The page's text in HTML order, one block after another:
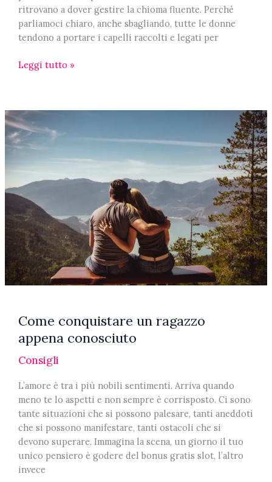
ritrovano a dover gestire la chioma fluente. Perché
parliamoci chiaro, anche sbagliando, tutte le donne
tendono a portare i capelli raccolti e legati per
Idee
capelli
d’estate
Leggi tutto »
Come conquistare un ragazzo
appena conosciuto
Consigli
L’amore è tra i più nobili sentimenti. Arriva quando
meno te lo aspetti e non sempre è corrisposto. Ci sono
tante situazioni che si possono palesare, tanti aneddoti
che si possono manifestare, tanti ostacoli che si
devono superare. Immagina la scena, un giorno il tuo
unico pensiero è godere del bonus gratis slot, l’altro
invece